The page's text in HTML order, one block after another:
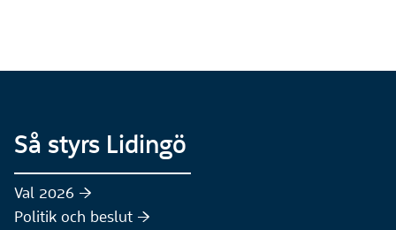
Så styrs Lidingö
Val 2026 :höger:
Politik och beslut :höger: